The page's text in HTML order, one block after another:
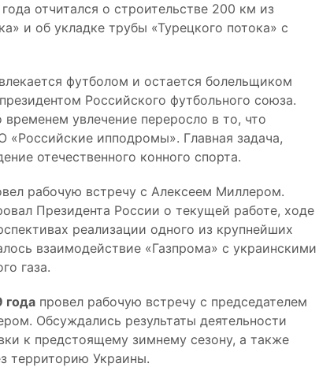
отчитался о строительстве 200 км из
и об укладке трубы «Турецкого потока» с
футболом и остается болельщиком
Российского футбольного союза.
увлечение переросло в то, что
«Российские ипподромы». Главная задача,
отечественного конного спорта.
рабочую встречу с Алексеем Миллером.
Президента России о текущей работе, ходе
реализации одного из крупнейших
взаимодействие «Газпрома» с украинскими
газа.
года провел рабочую встречу с председателем
Обсуждались результаты деятельности
к предстоящему зимнему сезону, а также
территорию Украины.